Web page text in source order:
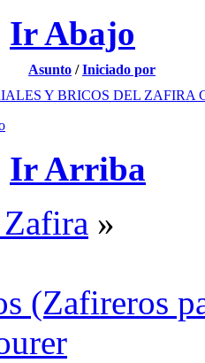
Ir Abajo
Asunto /Iniciado por
Y BRICOS DEL ZAFIRA
Ir Arriba
»
(Zafireros